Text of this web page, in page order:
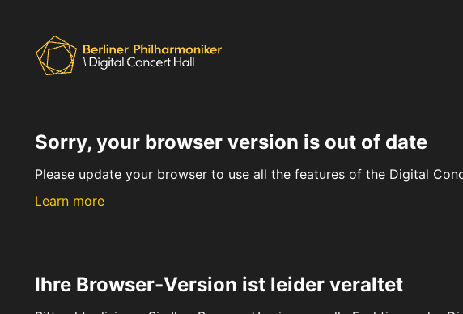
Sorry, your browser version is out of date
Please update your browser to use all the features of the Digital
Learn more
Ihre Browser-Version ist leider veraltet